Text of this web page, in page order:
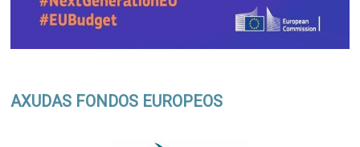
AXUDAS FONDOS EUROPEOS